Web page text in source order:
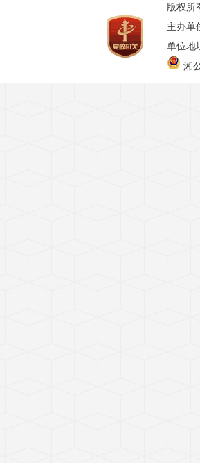
版权所
主办单
单位地
湘